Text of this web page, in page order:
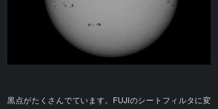
黒点がたくさんでています。FUJIのシートフィルタに変